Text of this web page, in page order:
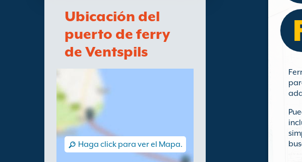
Ubicación del
puerto de ferry
de Ventspils
Haga click para ver el Mapa.